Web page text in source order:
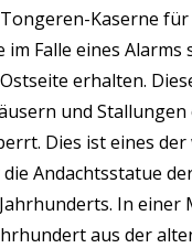
Kaserne
Falle eines
erhalten.
und
Dies ist eines
Andachtsstatue
In
aus der